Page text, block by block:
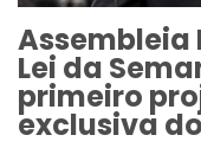
Lei da
primeiro
exclusiva